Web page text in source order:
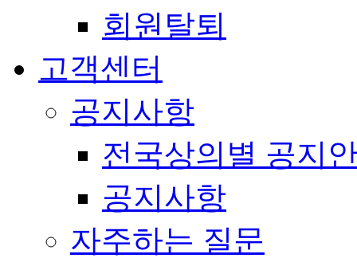
회원탈퇴
고객센터
공지사항
전국상의별 공지
공지사항
자주하는 질문